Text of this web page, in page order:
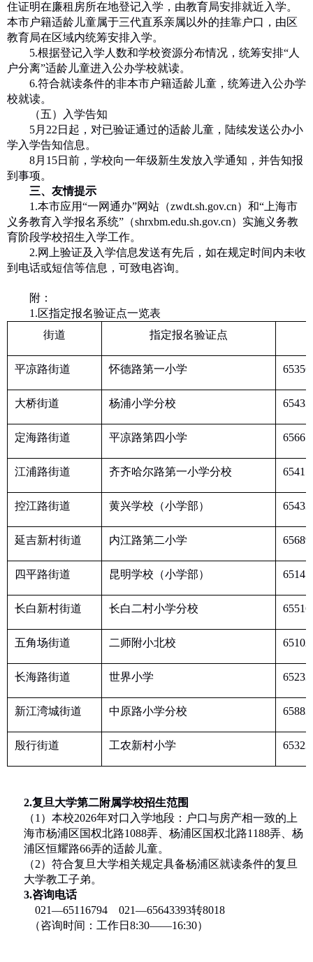
住证明在廉租房所在地登记入学，由教育局安排就近入学。
本市户籍适龄儿童属于三代直系亲属以外的挂靠户口，由区
教育局在区域内统筹安排入学。
5.根据登记入学人数和学校资源分布情况，统筹安排“人
户分离”适龄儿童进入公办学校就读。
6.符合就读条件的非本市户籍适龄儿童，统筹进入公办学
校就读。
（五）入学告知
5月 22 日起，对已验证通过的适龄儿童，陆续发送公办小
学入学告知信息。
8月 15日前，学校向一年级新生发放入学通知，并告知报
到事项。
三、友情提示
1.本市应用“一网通办”网站（zwdt.sh.gov.cn）和“上海市
义务教育入学报名系统”（shrxbm.edu.sh.gov.cn）实施义务教
育阶段学校招生入学工作。
2.网上验证及入学信息发送有先后，如在规定时间内未收
到电话或短信等信息，可致电咨询。
附：
1.区指定报名验证点一览表
街道
指定报名验证点
平凉路街道 怀德路第一小学
大桥街道 杨浦小学分校
定海路街道 平凉路第四小学
江浦路街道 齐齐哈尔路第一小学分校
控江路街道 黄兴学校（小学部）
延吉新村街道 内江路第二小学
四平路街道 昆明学校（小学部）
长白新村街道 长白二村小学分校
五角场街道 二师附小北校
长海路街道 世界小学
新江湾城街道 中原路小学分校
殷行街道 工农新村小学
2.复旦大学第二附属学校招生范围
（1 ）本校2026年对口入学地段：户口与房产相一致的上
海市杨浦区国权北路1088弄、杨浦区国权北路1188弄、杨
浦区恒耀路66弄的适龄儿童。
（2）符合复旦大学相关规定具备杨浦区就读条件的复旦
大学教工子弟。
3.咨询电话
021—65116794 021—65643393转8018
（咨询时间：工作日 8:30——16:30）